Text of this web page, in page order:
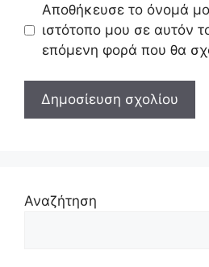
Αποθήκευσε το όνομά
ιστότοπο μου σε αυτόν
επόμενη φορά που θα
Αναζήτηση